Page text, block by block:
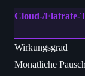
Cloud-/Flatrate-
Wirkungsgrad
Monatliche